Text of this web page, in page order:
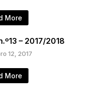
More
– 2017/2018
12, 2017
More